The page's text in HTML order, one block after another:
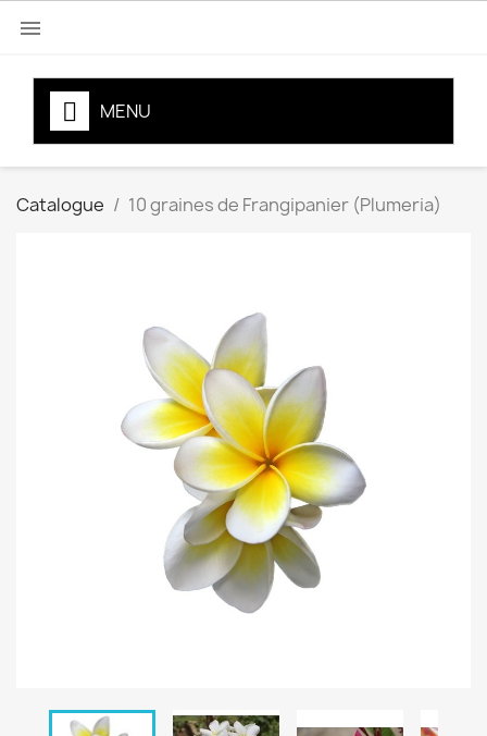

MENU
Catalogue 10 graines de Frangipanier (Plumeria)